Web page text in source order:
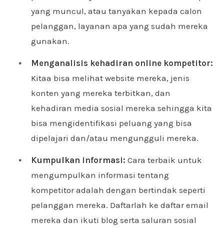
yang muncul, atau tanyakan kepada calon
pelanggan, layanan apa yang sudah mereka
gunakan.
Menganalisis kehadiran online kompetitor:
Kitaa bisa melihat website mereka, jenis
konten yang mereka terbitkan, dan
kehadiran media sosial mereka sehingga kita
bisa mengidentifikasi peluang yang bisa
dipelajari dan/atau mengungguli mereka.
Kumpulkan informasi: Cara terbaik untuk
mengumpulkan informasi tentang
kompetitor adalah dengan bertindak seperti
pelanggan mereka. Daftarlah ke daftar email
mereka dan ikuti blog serta saluran sosial